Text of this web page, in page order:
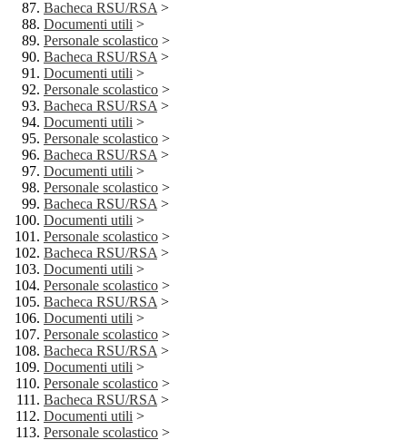
Bacheca RSU/RSA >
Documenti utili >
Personale scolastico >
Bacheca RSU/RSA >
Documenti utili >
Personale scolastico >
Bacheca RSU/RSA >
Documenti utili >
Personale scolastico >
Bacheca RSU/RSA >
Documenti utili >
Personale scolastico >
Bacheca RSU/RSA >
Documenti utili >
Personale scolastico >
Bacheca RSU/RSA >
Documenti utili >
Personale scolastico >
Bacheca RSU/RSA >
Documenti utili >
Personale scolastico >
Bacheca RSU/RSA >
Documenti utili >
Personale scolastico >
Bacheca RSU/RSA >
Documenti utili >
Personale scolastico >